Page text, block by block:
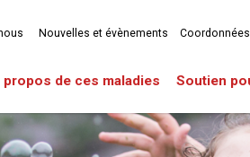
propos de ces maladies Soutien
Nouvelles et évènements Coordonnées